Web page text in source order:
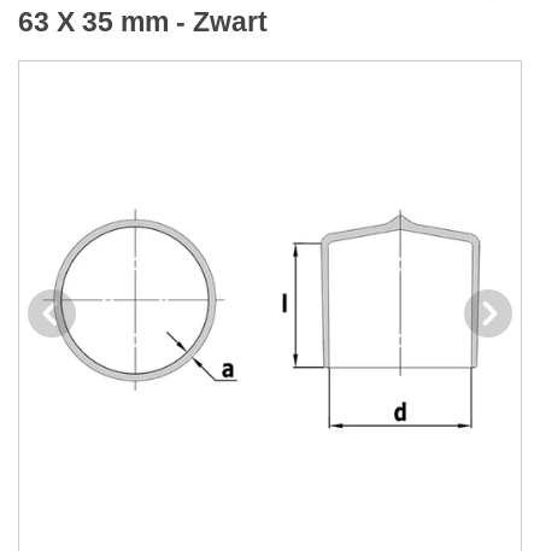
63 X 35 mm - Zwart